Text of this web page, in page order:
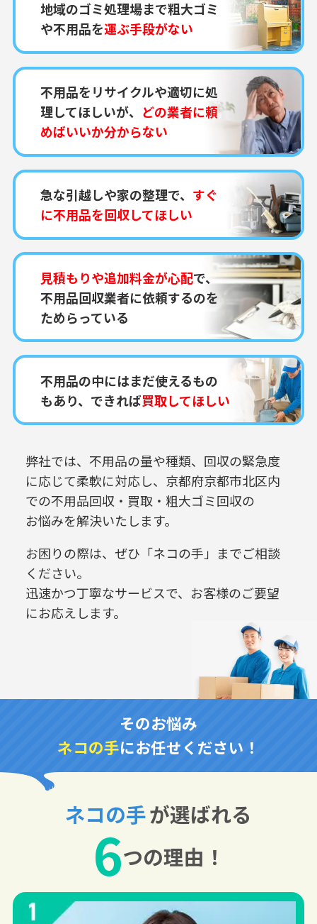
地域のゴミ処理場まで粗大ゴミ
や不用品を運ぶ手段がない
不用品をリサイクルや適切に処
理してほしいが、 どの業者に頼
めばいいか分からない
急な引越しや家の整理で、 すぐ
に不用品を回収してほしい
見積もりや追加料金が心配で、
不用品回収業者に依頼するのを
ためらっている
不用品の中にはまだ使えるもの
もあり、できれば買取してほしい
弊社では、不用品の量や種類、回収の緊急度
に応じて柔軟に対応し、 京都府京都市北区内
での不用品回収・買取・粗大ゴミ回収の
お悩みを解決いたします。
お困りの際は、ぜひ「ネコの手」までご相談
ください。
迅速かつ丁寧なサービスで、お客様のご要望
にお応えします。
そのお悩み
ネコの手にお任せください！
ネコの手が選ばれる
6つの理由！